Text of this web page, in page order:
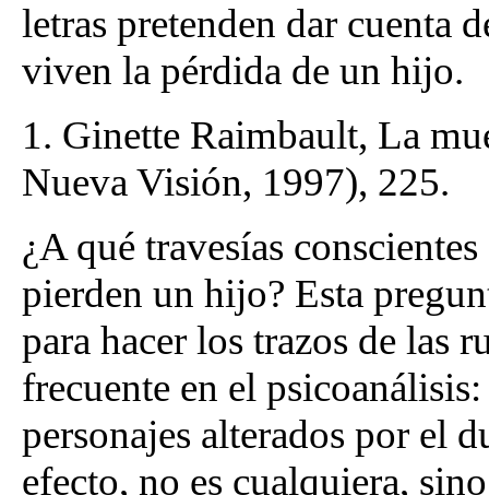
letras pretenden dar cuenta
viven la pérdida de un hijo.
1. Ginette Raimbault, La
Nueva Visión, 1997), 225.
¿A qué travesías
pierden un hijo? Esta
para hacer los trazos de las
frecuente en el
personajes alterados por el
efecto, no es cualquiera,